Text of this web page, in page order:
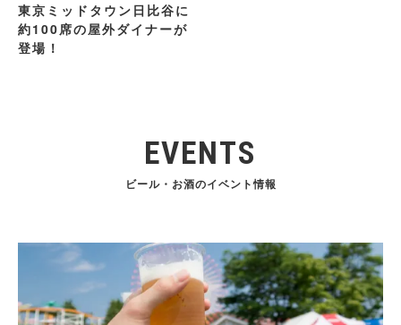
東京ミッドタウン日比谷に
約100席の屋外ダイナーが
登場！
EVENTS
ビール・お酒のイベント情報